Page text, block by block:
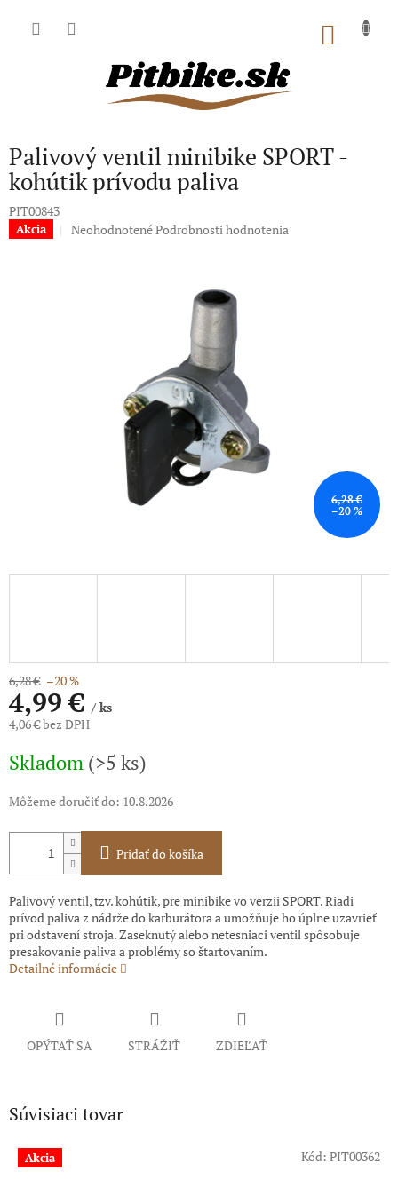
Palivový ventil minibike SPORT -
kohútik prívodu paliva
PIT00843
Akcia
Priemerné
NeohodnotenéPodrobnosti hodnotenia
6,28 €
–20 %
6,28 € –20 %
4,99 €/ ks
4,06 € bez DPH
cena:
Skladom (>5 ks)
Môžeme doručiť do: 10.8.2026
Pridať do košíka
Palivový ventil, tzv. kohútik, pre minibike vo verzii SPORT. Riadi
prívod paliva z nádrže do karburátora a umožňuje ho úplne uzavrieť
pri odstavení stroja. Zaseknutý alebo netesniaci ventil spôsobuje
presakovanie paliva a problémy so štartovaním.
Detailné informácie
OPÝTAŤ SA STRÁŽIŤ ZDIEĽAŤ
Súvisiaci tovar
Akcia Kód: PIT00362